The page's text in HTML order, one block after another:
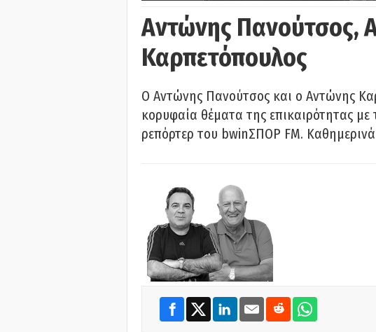
Αντώνης Πανούτσος,
Καρπετόπουλος
Ο Αντώνης Πανούτσος και ο Αντώνης
κορυφαία θέματα της επικαιρότητας
ρεπόρτερ του bwinΣΠΟΡ FM.